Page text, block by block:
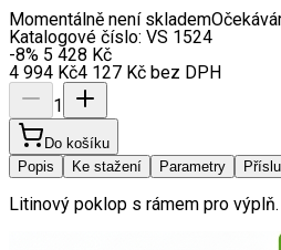
Momentálně není skladem
Katalogové číslo: VS 1524
-8% 5 428 Kč
4 994 Kč4 127 Kč bez DPH
1
Do košíku
Popis
Ke stažení Parametry
Litinový poklop s rámem pro výplň.